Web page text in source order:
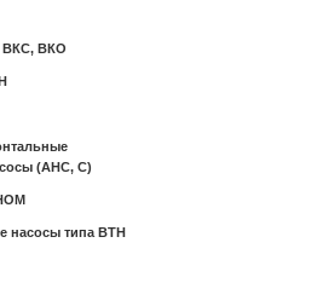
ВКС, ВКО
(АНС, С)
насосы типа ВТН